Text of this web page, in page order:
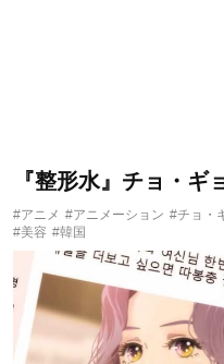
『整形水』チョ・ギ
#アニメ #アニメーション #チョ・
#美容 #韓国